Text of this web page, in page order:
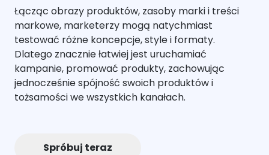
Łącząc obrazy produktów, zasoby marki i treści
markowe, marketerzy mogą natychmiast
testować różne koncepcje, style i formaty.
Dlatego znacznie łatwiej jest uruchamiać
kampanie, promować produkty, zachowując
jednocześnie spójność swoich produktów i
tożsamości we wszystkich kanałach.
Spróbuj teraz